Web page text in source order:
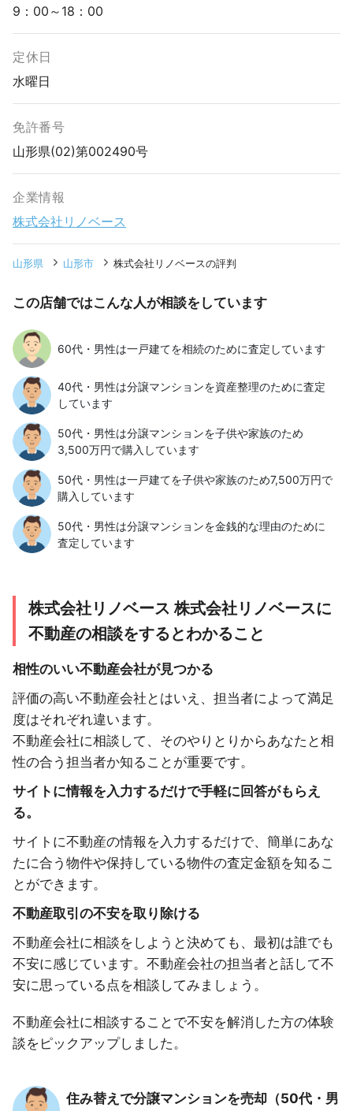
9：00～18：00
定休日
水曜日
免許番号
山形県(02)第002490号
企業情報
株式会社リノベース
山形県 山形市 株式会社リノベースの評判
この店舗ではこんな人が相談をしています
60代・男性は一戸建てを相続のために査定しています
40代・男性は分譲マンションを資産整理のために査定
しています
50代・男性は分譲マンションを子供や家族のため
3,500万円で購入しています
50代・男性は一戸建てを子供や家族のため7,500万円で
購入しています
50代・男性は分譲マンションを金銭的な理由のために
査定しています
株式会社リノベース 株式会社リノベースに
不動産の相談をするとわかること
相性のいい不動産会社が見つかる
評価の高い不動産会社とはいえ、担当者によって満足
度はそれぞれ違います。
不動産会社に相談して、そのやりとりからあなたと相
性の合う担当者か知ることが重要です。
サイトに情報を入力するだけで手軽に回答がもらえ
る。
サイトに不動産の情報を入力するだけで、簡単にあな
たに合う物件や保持している物件の査定金額を知るこ
とができます。
不動産取引の不安を取り除ける
不動産会社に相談をしようと決めても、最初は誰でも
不安に感じています。不動産会社の担当者と話して不
安に思っている点を相談してみましょう。
不動産会社に相談することで不安を解消した方の体験
談をピックアップしました。
住み替えで分譲マンションを売却（50代・男